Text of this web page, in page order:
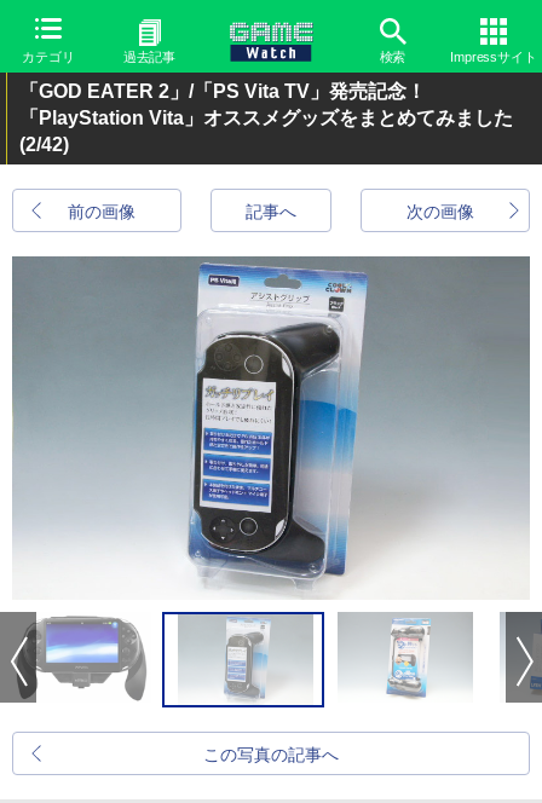
カテゴリ 過去記事 検索 Impressサイト
「GOD EATER 2」/「PS Vita TV」発売記念！
「PlayStation Vita」オススメグッズをまとめてみました
(2/42)
前の画像 次の画像
記事へ
この写真の記事へ